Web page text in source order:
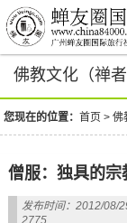
佛教文化（禅者
您现在的位置：首页 >佛
僧服：独具的宗
发布时间：2012/08/
2775